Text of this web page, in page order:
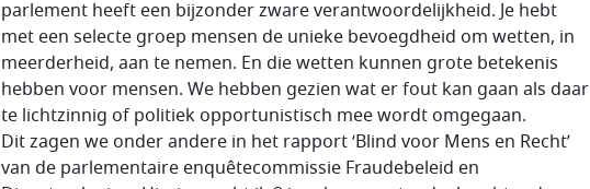
parlement heeft een bijzonder zware verantwoordelijkheid. Je hebt
met een selecte groep mensen de unieke bevoegdheid om wetten, in
meerderheid, aan te nemen. En die wetten kunnen grote betekenis
hebben voor mensen. We hebben gezien wat er fout kan gaan als daar
te lichtzinnig of politiek opportunistisch mee wordt omgegaan.
Dit zagen we onder andere in het rapport ‘Blind voor Mens en Recht’
van de parlementaire enquêtecommissie Fraudebeleid en